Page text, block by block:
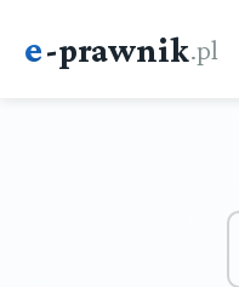
e-prawnik.pl